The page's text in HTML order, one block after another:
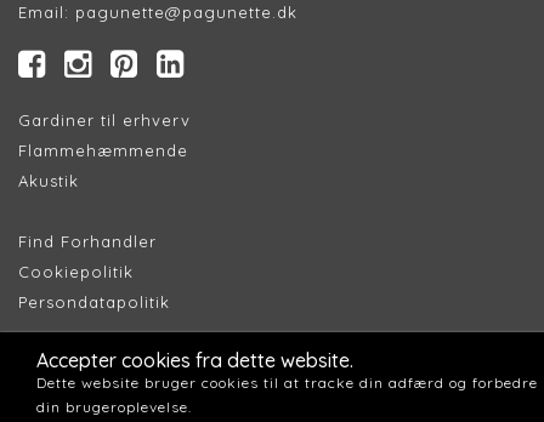
Email: pagunette@pagunette.dk
Gardiner til erhverv
Flammehæmmende
Akustik
Find Forhandler
Cookiepolitik
Persondatapolitik
Accepter cookies fra dette website.
Dette website bruger cookies til at tracke din adfærd og forbedre
din brugeroplevelse.